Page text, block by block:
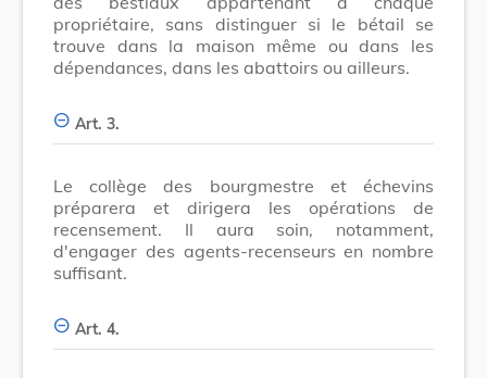
propriétaire, sans distinguer si le bétail se
trouve dans la maison même ou dans les
dépendances, dans les abattoirs ou ailleurs.
Art. 3.
Le collège des bourgmestre et échevins
préparera et dirigera les opérations de
recensement. Il aura soin, notamment,
d'engager des agents-recenseurs en nombre
suffisant.
Art. 4.